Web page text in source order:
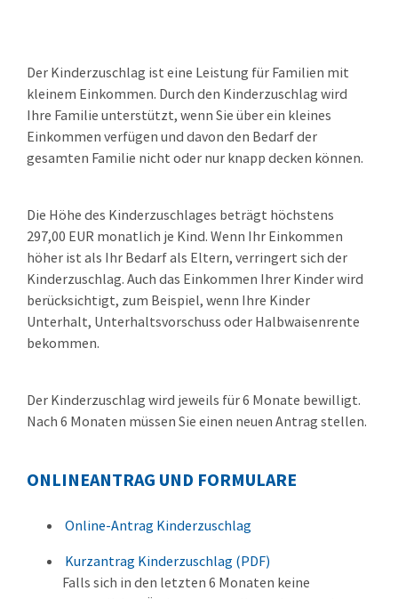
Der Kinderzuschlag ist eine Leistung für Familien mit
kleinem Einkommen. Durch den Kinderzuschlag wird
Ihre Familie unterstützt, wenn Sie über ein kleines
Einkommen verfügen und davon den Bedarf der
gesamten Familie nicht oder nur knapp decken können.
Die Höhe des Kinderzuschlages beträgt höchstens
297,00 EUR monatlich je Kind. Wenn Ihr Einkommen
höher ist als Ihr Bedarf als Eltern, verringert sich der
Kinderzuschlag. Auch das Einkommen Ihrer Kinder wird
berücksichtigt, zum Beispiel, wenn Ihre Kinder
Unterhalt, Unterhaltsvorschuss oder Halbwaisenrente
bekommen.
Der Kinderzuschlag wird jeweils für 6 Monate bewilligt.
Nach 6 Monaten müssen Sie einen neuen Antrag stellen.
ONLINEANTRAG UND FORMULARE
Online-Antrag Kinderzuschlag
Kurzantrag Kinderzuschlag (PDF)
Falls sich in den letzten 6 Monaten keine